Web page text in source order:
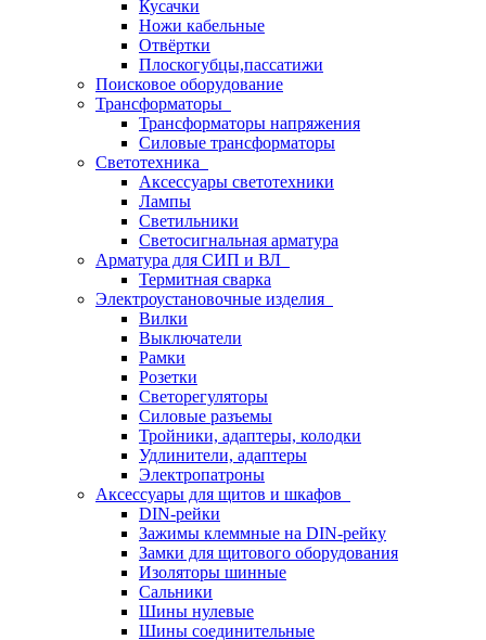
Кусачки
Ножи кабельные
Отвёртки
Плоскогубцы,пассатижи
Поисковое оборудование
Трансформаторы
Трансформаторы напряжения
Силовые трансформаторы
Светотехника
Аксессуары светотехники
Лампы
Светильники
Светосигнальная арматура
Арматура для СИП и ВЛ
Термитная сварка
Электроустановочные изделия
Вилки
Выключатели
Рамки
Розетки
Светорегуляторы
Силовые разъемы
Тройники, адаптеры, колодки
Удлинители, адаптеры
Электропатроны
Аксессуары для щитов и шкафов
DIN-рейки
Зажимы клеммные на DIN-рейку
Замки для щитового оборудования
Изоляторы шинные
Сальники
Шины нулевые
Шины соединительные